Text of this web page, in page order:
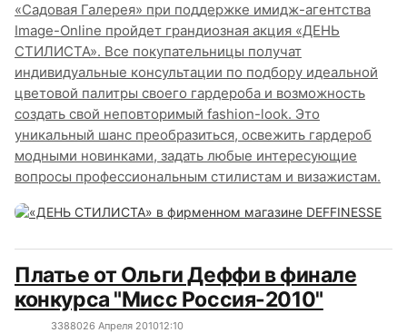
«Садовая Галерея» при поддержке имидж-агентства
Image-Online пройдет грандиозная акция «ДЕНЬ
СТИЛИСТА». Все покупательницы получат
индивидуальные консультации по подбору идеальной
цветовой палитры своего гардероба и возможность
создать свой неповторимый fashion-look. Это
уникальный шанс преобразиться, освежить гардероб
модными новинками, задать любые интересующие
вопросы профессиональным стилистам и визажистам.
Платье от Ольги Деффи в финале
конкурса "Мисс Россия-2010"
3388026 Апреля 201012:10